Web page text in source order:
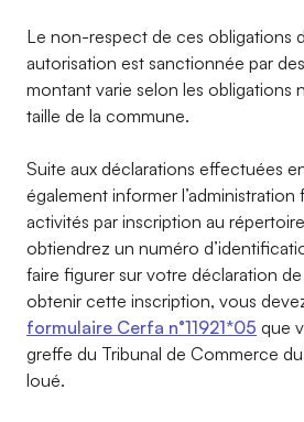
Le non-respect de ces obligations
autorisation est sanctionnée par
montant varie selon les obligations
taille de la commune.
Suite aux déclarations effectuées
également informer l’administration
activités par inscription au
obtiendrez un numéro
faire figurer sur votre déclaration
obtenir cette inscription, vous
formulaire Cerfa n°11921*05 que
greffe du Tribunal de Commerce
loué.